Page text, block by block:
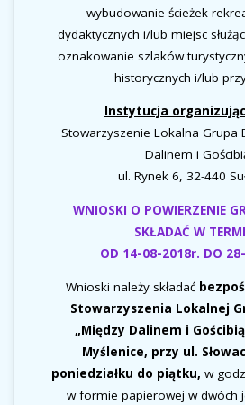
wybudowanie ścieżek
dydaktycznych i/lub miejsc
oznakowanie szlaków
historycznych i/lub
Instytucja
Stowarzyszenie Lokalna Grupa
Dalinem i
ul. Rynek 6, 32-440
WNIOSKI O POWIERZENIE
SKŁADAĆ W
OD 14-08-2018r. DO
Wnioski należy składać
Stowarzyszenia Lokalnej
„Między Dalinem i
Myślenice, przy ul.
poniedziałku do piątku, w
w formie papierowej w dwóch